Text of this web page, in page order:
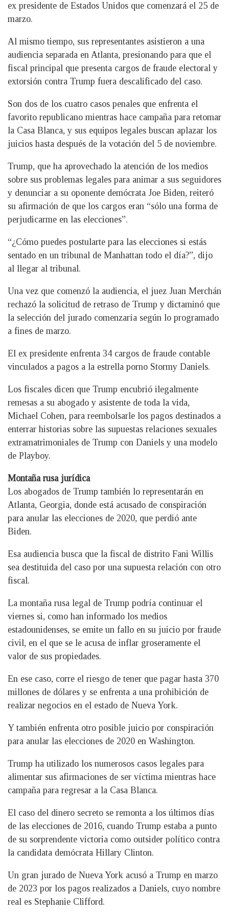
ex presidente de Estados Unidos que comenzará el 25 de
marzo.
Al mismo tiempo, sus representantes asistieron a una
audiencia separada en Atlanta, presionando para que el
fiscal principal que presenta cargos de fraude electoral y
extorsión contra Trump fuera descalificado del caso.
Son dos de los cuatro casos penales que enfrenta el
favorito republicano mientras hace campaña para retomar
la Casa Blanca, y sus equipos legales buscan aplazar los
juicios hasta después de la votación del 5 de noviembre.
Trump, que ha aprovechado la atención de los medios
sobre sus problemas legales para animar a sus seguidores
y denunciar a su oponente demócrata Joe Biden, reiteró
su afirmación de que los cargos eran “sólo una forma de
perjudicarme en las elecciones”.
“¿Cómo puedes postularte para las elecciones si estás
sentado en un tribunal de Manhattan todo el día?”, dijo
al llegar al tribunal.
Una vez que comenzó la audiencia, el juez Juan Merchán
rechazó la solicitud de retraso de Trump y dictaminó que
la selección del jurado comenzaría según lo programado
a fines de marzo.
El ex presidente enfrenta 34 cargos de fraude contable
vinculados a pagos a la estrella porno Stormy Daniels.
Los fiscales dicen que Trump encubrió ilegalmente
remesas a su abogado y asistente de toda la vida,
Michael Cohen, para reembolsarle los pagos destinados a
enterrar historias sobre las supuestas relaciones sexuales
extramatrimoniales de Trump con Daniels y una modelo
de Playboy.
Montaña rusa jurídica
Los abogados de Trump también lo representarán en
Atlanta, Georgia, donde está acusado de conspiración
para anular las elecciones de 2020, que perdió ante
Biden.
Esa audiencia busca que la fiscal de distrito Fani Willis
sea destituida del caso por una supuesta relación con otro
fiscal.
La montaña rusa legal de Trump podría continuar el
viernes si, como han informado los medios
estadounidenses, se emite un fallo en su juicio por fraude
civil, en el que se le acusa de inflar groseramente el
valor de sus propiedades.
En ese caso, corre el riesgo de tener que pagar hasta 370
millones de dólares y se enfrenta a una prohibición de
realizar negocios en el estado de Nueva York.
Y también enfrenta otro posible juicio por conspiración
para anular las elecciones de 2020 en Washington.
Trump ha utilizado los numerosos casos legales para
alimentar sus afirmaciones de ser víctima mientras hace
campaña para regresar a la Casa Blanca.
El caso del dinero secreto se remonta a los últimos días
de las elecciones de 2016, cuando Trump estaba a punto
de su sorprendente victoria como outsider político contra
la candidata demócrata Hillary Clinton.
Un gran jurado de Nueva York acusó a Trump en marzo
de 2023 por los pagos realizados a Daniels, cuyo nombre
real es Stephanie Clifford.